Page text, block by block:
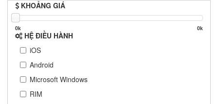
KHOẢNG GIÁ
0k 0k
HỆ ĐIỀU HÀNH
iOS
Android
Microsoft Windows
RIM